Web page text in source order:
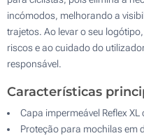
incómodos, melhorando a
trajetos. Ao levar o seu
riscos e ao cuidado do
responsável.
Características
Capa impermeável Reflex
Proteção para mochilas em